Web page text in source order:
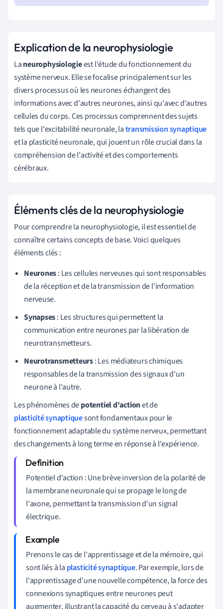
Explication de la neurophysiologie
Laneurophysiologieest l'étude du fonctionnement du
système nerveux. Elle se focalise principalement sur les
divers processus où les neurones échangent des
informations avec d'autres neurones, ainsi qu'avec d'autres
cellules du corps. Ces processus comprennent des sujets
tels que l'excitabilité neuronale, latransmission synaptique
et la plasticité neuronale, qui jouent un rôle crucial dans la
compréhension de l'activité et des comportements
cérébraux.
Éléments clés de la neurophysiologie
Pour comprendre la neurophysiologie, il est essentiel de
connaître certains concepts de base. Voici quelques
éléments clés :
Neurones: Les cellules nerveuses qui sont responsables
de la réception et de la transmission de l'information
nerveuse.
Synapses: Les structures qui permettent la
communication entre neurones par la libération de
neurotransmetteurs.
Neurotransmetteurs: Les médiateurs chimiques
responsables de la transmission des signaux d'un
neurone à l'autre.
Les phénomènes depotentiel d'actionet de
plasticité synaptiquesont fondamentaux pour le
fonctionnement adaptable du système nerveux, permettant
des changements à long terme en réponse à l'expérience.
Potentiel d'action : Une brève inversion de la polarité de
la membrane neuronale qui se propage le long de
l'axone, permettant la transmission d'un signal
électrique.
Prenons le cas de l'apprentissage et de la mémoire, qui
sont liés à la plasticité synaptique. Par exemple, lors de
l'apprentissage d'une nouvelle compétence, la force des
connexions synaptiques entre neurones peut
augmenter, illustrant la capacité du cerveau à s'adapter